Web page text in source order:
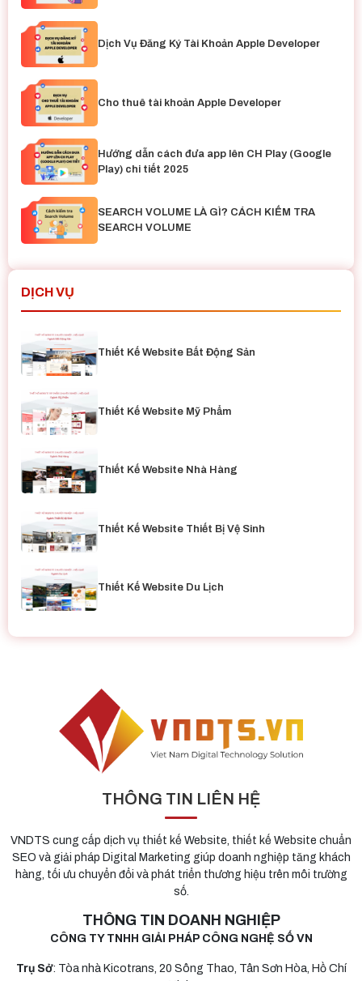
Dịch Vụ Đăng Ký Tài Khoản Apple Developer
Cho thuê tài khoản Apple Developer
Hướng dẫn cách đưa app lên CH Play (Google
Play) chi tiết 2025
SEARCH VOLUME LÀ GÌ? CÁCH KIỂM TRA
SEARCH VOLUME
DỊCH VỤ
Thiết Kế Website Bất Động Sản
Thiết Kế Website Mỹ Phẩm
Thiết Kế Website Nhà Hàng
Thiết Kế Website Thiết Bị Vệ Sinh
Thiết Kế Website Du Lịch
THÔNG TIN LIÊN HỆ
VNDTS cung cấp dịch vụ thiết kế Website, thiết kế Website chuẩn
SEO và giải pháp Digital Marketing giúp doanh nghiệp tăng khách
hàng, tối ưu chuyển đổi và phát triển thương hiệu trên môi trường
số.
THÔNG TIN DOANH NGHIỆP
CÔNG TY TNHH GIẢI PHÁP CÔNG NGHỆ SỐ VN
Trụ Sở: Tòa nhà Kicotrans, 20 Sông Thao, Tân Sơn Hòa, Hồ Chí